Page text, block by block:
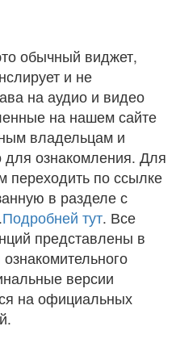
обычный виджет,
и не
на аудио и видео
на нашем сайте
владельцам и
для ознакомления. Для
переходить по ссылке
в разделе с
Подробней тут. Все
представлены в
версии
на официальных